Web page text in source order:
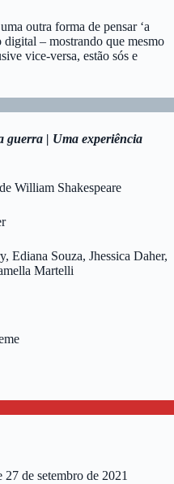
outra forma de pensar ‘a
digital – mostrando que mesmo
vice-versa, estão sós e
| Uma experiência
William Shakespeare
Ediana Souza, Jhessica Daher,
Martelli
de setembro de 2021